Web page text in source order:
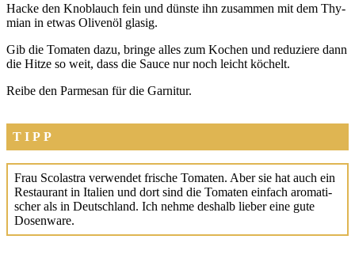
Hacke den Knob­lauch fein und düns­te ihn zusam­men mit dem Thy­
mi­an in etwas Oli­ven­öl gla­sig.
Gib die Toma­ten dazu, brin­ge alles zum Kochen und redu­zie­re dann
die Hit­ze so weit, dass die Sau­ce nur noch leicht köchelt.
Rei­be den Par­me­san für die Gar­ni­tur.
TIPP
Frau Sco­la­s­tra ver­wen­det fri­sche Toma­ten. Aber sie hat auch ein
Restau­rant in Ita­li­en und dort sind die Toma­ten ein­fach aro­ma­ti­
scher als in Deutsch­land. Ich neh­me des­halb lie­ber eine gute
Dosen­wa­re.